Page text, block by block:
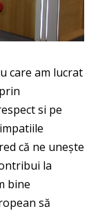
care am lucrat
si pe
că ne unește
la
bine
să